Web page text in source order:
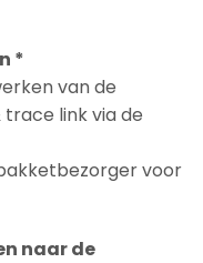
*
van de
link via de
voor
naar de